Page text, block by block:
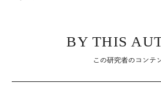
BY THIS
この研究者のコンテ